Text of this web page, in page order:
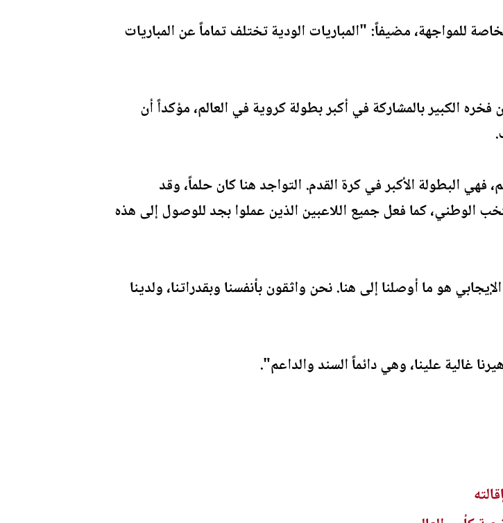
للمواجهة، مضيفاً: "المباريات الودية تختلف تماماً عن المباريات
الكبير بالمشاركة في أكبر بطولة كروية في العالم، مؤكداً أن
البطولة الأكبر في كرة القدم. التواجد هنا كان حلماً، وقد
الوطني، كما فعل جميع اللاعبين الذين عملوا بجد للوصول إلى هذه
هو ما أوصلنا إلى هنا. نحن واثقون بأنفسنا وبقدراتنا، ولدينا
غالية علينا، وهي دائماً السند والداعم".